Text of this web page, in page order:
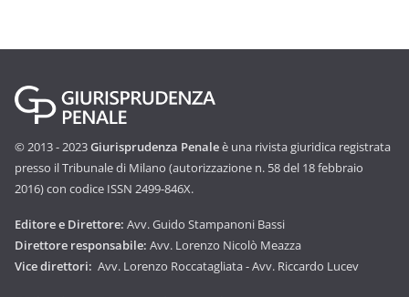
© 2013 - 2023Giurisprudenza Penaleè una rivista giuridica registrata
presso il Tribunale di Milano (autorizzazione n. 58 del 18 febbraio
2016) con codice ISSN 2499-846X.
Editore e Direttore: Avv. Guido Stampanoni Bassi
Direttore responsabile: Avv. Lorenzo Nicolò Meazza
Vice direttori: Avv. Lorenzo Roccatagliata - Avv. Riccardo Lucev